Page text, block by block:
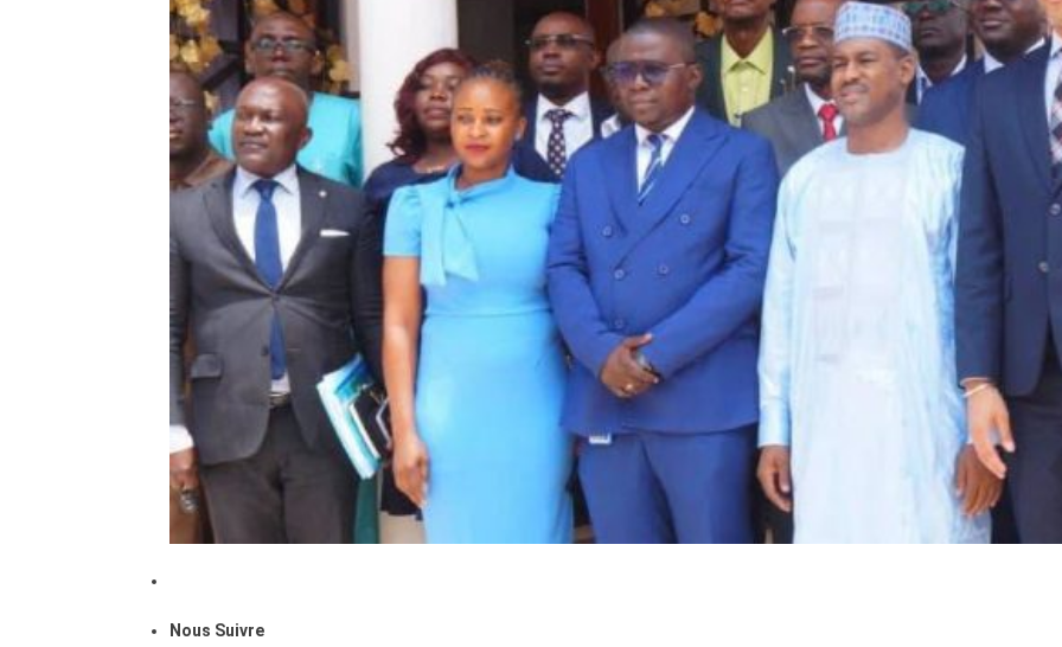
Nous Suivre